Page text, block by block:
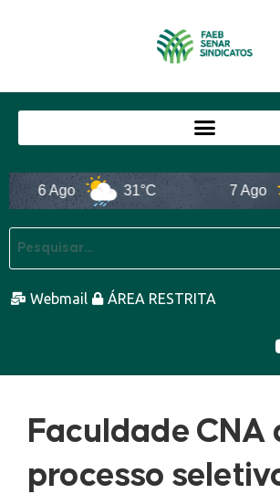
6 Ago 31°C 7 Ago
Webmail ÁREA RESTRITA
Faculdade CNA
processo